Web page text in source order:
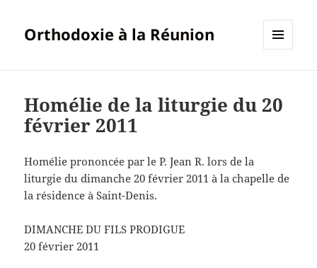
Orthodoxie à la Réunion
Homélie de la liturgie du 20
février 2011
Homélie prononcée par le P. Jean R. lors de la
liturgie du dimanche 20 février 2011 à la chapelle de
la résidence à Saint-Denis.
DIMANCHE DU FILS PRODIGUE
20 février 2011